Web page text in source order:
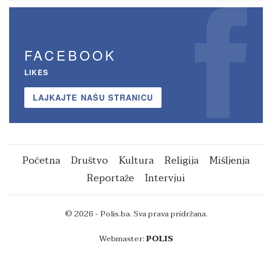
FACEBOOK
LIKES
LAJKAJTE NAŠU STRANICU
Početna Društvo Kultura Religija
Mišljenja
Reportaže
Intervjui
© 2026 - Polis.ba. Sva prava pridržana.
Webmaster:POLIS